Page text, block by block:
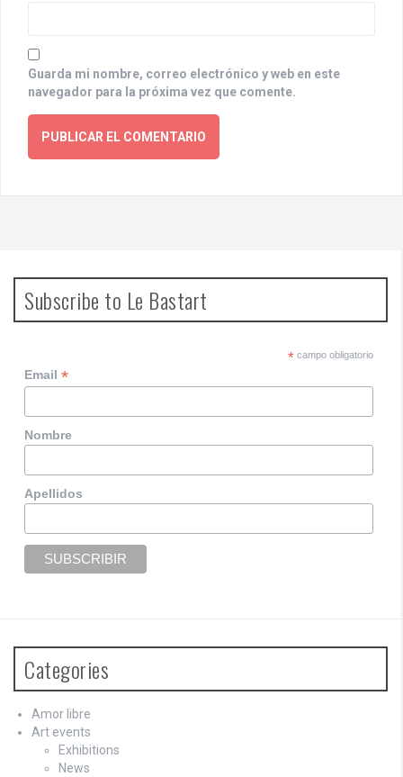
Guarda mi nombre, correo electrónico y web en este
navegador para la próxima vez que comente.
Subscribe to Le Bastart
*campo obligatorio
Email*
Nombre
Apellidos
Categories
Amor libre
Art events
Exhibitions
News